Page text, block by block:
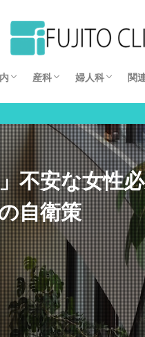
ッフ
案内
案内
費用
セス
ある質問
産科
分娩予約
出生前診断について
無痛分娩（硬膜外麻酔
妊娠中のトラブル
婦人科
腹腔鏡手術
円錐切除
不妊症
婦人科の病気
関
不安な女性
自衛策